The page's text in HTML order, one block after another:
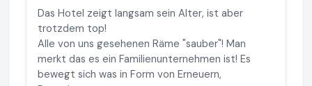
Das Hotel zeigt langsam sein Alter, ist aber
trotzdem top!
Alle von uns gesehenen Räme "sauber"! Man
merkt das es ein Familienunternehmen ist! Es
bewegt sich was in Form von Erneuern,